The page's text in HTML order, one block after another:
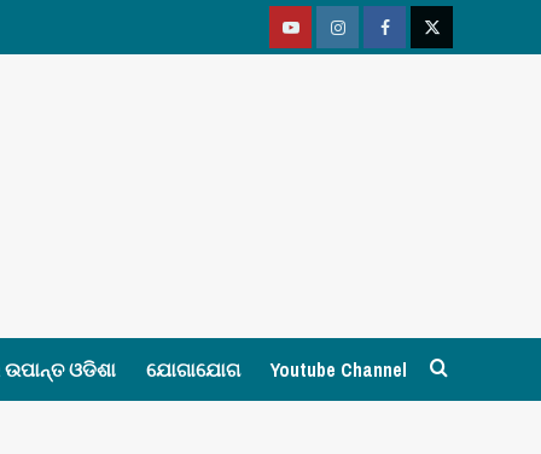
YoutubeVimeoFacebookTwitter
ଓଡିଶା ଯୋଗାଯୋଗ Youtube Channel